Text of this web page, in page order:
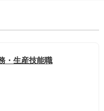
・生産技能職